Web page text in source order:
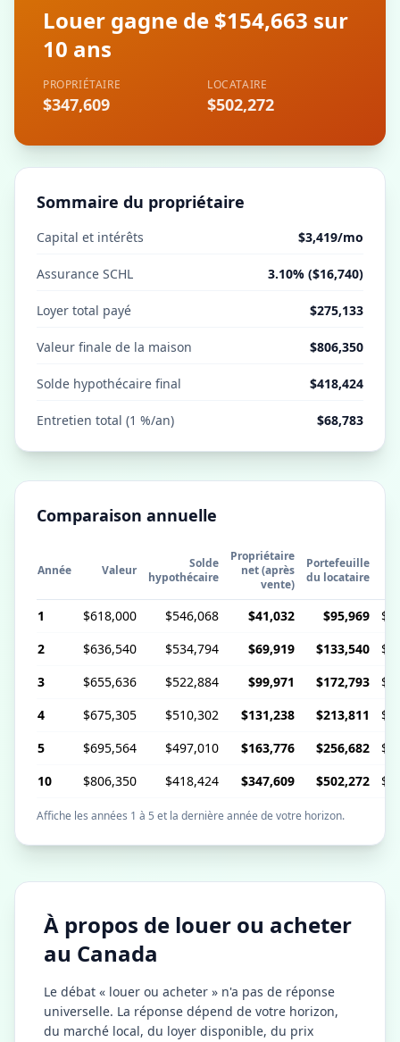
Louer gagne de $154,663 sur
10 ans
PROPRIÉTAIRE
$347,609
LOCATAIRE
$502,272
Sommaire du propriétaire
Capital et intérêts $3,419/mo
Assurance SCHL 3.10% ($16,740)
Loyer total payé $275,133
Valeur finale de la maison $806,350
Solde hypothécaire final $418,424
Entretien total (1 %/an) $68,783
Comparaison annuelle
Année Valeur
Solde
hypothécaire
Propriétaire
net (après
vente)
Portefeuille
du locataire
1 $618,000 $546,068 $41,032 $95,969
2
$636,540 $534,794 $69,919 $133,540
3
$655,636 $522,884 $99,971 $172,793
4
$675,305 $510,302 $131,238 $213,811
5
$695,564 $497,010 $163,776 $256,682
10
$806,350 $418,424 $347,609 $502,272
Affiche les années 1 à 5 et la dernière année de votre horizon.
À propos de louer ou acheter
au Canada
Le débat « louer ou acheter » n'a pas de réponse
universelle. La réponse dépend de votre horizon,
du marché local, du loyer disponible, du prix